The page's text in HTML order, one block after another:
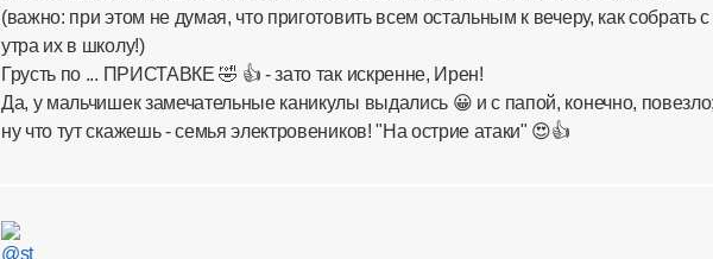
(важно: при этом не думая, что приготовить всем остальным к вечеру, как собрать с
утра их в школу!)
Грусть по ... ПРИСТАВКЕ 🤣 👍 - зато так искренне, Ирен!
Да, у мальчишек замечательные каникулы выдались 😀 и с папой, конечно,
ну что тут скажешь - семья электровеников! "На острие атаки" 😍👍